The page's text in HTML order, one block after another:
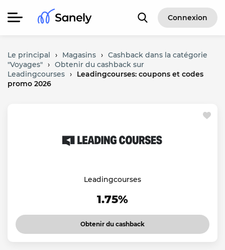
Connexion
Le principal › Magasins › Cashback dans la catégorie
"Voyages" › Obtenir du cashback sur
Leadingcourses ›
Leadingcourses: coupons et codes
promo 2026
Leadingcourses
1.75%
Obtenir du cashback